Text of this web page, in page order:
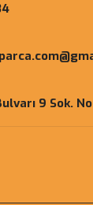
9 Sok.